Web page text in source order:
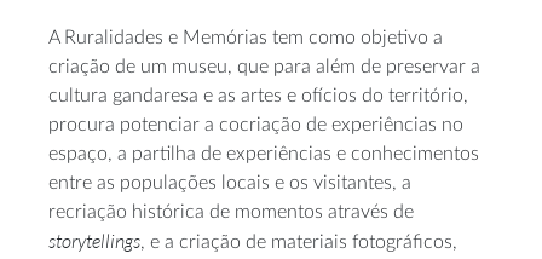
A Ruralidades e Memórias tem como objetivo a
criação de um museu, que para além de preservar a
cultura gandaresa e as artes e ofícios do território,
procura potenciar a cocriação de experiências no
espaço, a partilha de experiências e conhecimentos
entre as populações locais e os visitantes, a
recriação histórica de momentos através de
storytellings, e a criação de materiais fotográficos,